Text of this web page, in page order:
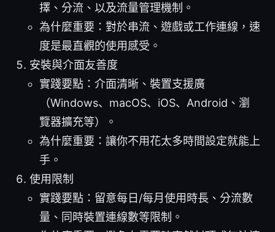
擇、分流、以及流量管理機制。
為什麼重要：對於串流、遊戲或工作連線，速
度是最直觀的使用感受。
安裝與介面友善度
實踐要點：介面清晰、裝置支援廣
（Windows、macOS、iOS、Android、瀏
覽器擴充等）。
為什麼重要：讓你不用花太多時間設定就能上
手。
使用限制
實踐要點：留意每日/每月使用時長、分流數
量、同時裝置連線數等限制。